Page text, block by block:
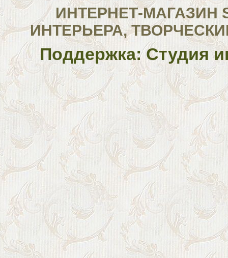
ИНТЕРНЕТ-МАГАЗИН
ИНТЕРЬЕРА,
Поддержка: Студия